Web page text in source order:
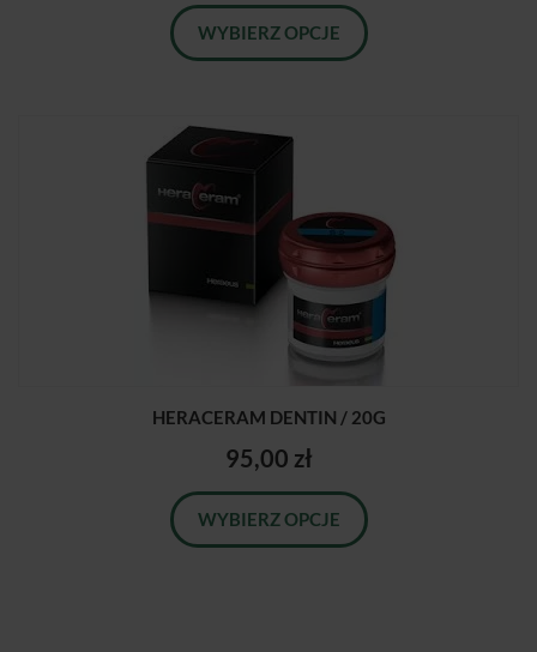
WYBIERZ OPCJE
HERACERAM DENTIN / 20G
95,00 zł
WYBIERZ OPCJE